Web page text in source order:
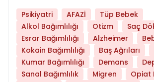
Psikiyatri AFAZİ
Tüp Bebek
Alkol Bağımlılığı
Otizm
Saç
Esrar Bağımlılığı
Alzheimer
Kokain Bağımlılığı
Baş Ağrıları
Kumar Bağımlılığı
Demans
Sanal Bağımlılık
Migren
Opiat